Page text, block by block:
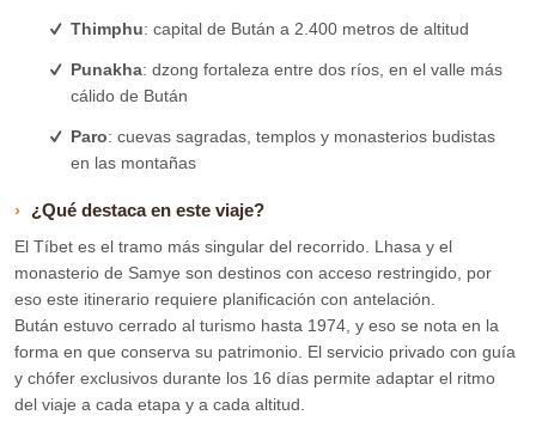
Thimphu: capital de Bután a 2.400 metros de altitud
Punakha: dzong fortaleza entre dos ríos, en el valle más
cálido de Bután
Paro: cuevas sagradas, templos y monasterios budistas
en las montañas
¿Qué destaca en este viaje?
El Tíbet es el tramo más singular del recorrido. Lhasa y el
monasterio de Samye son destinos con acceso restringido, por
eso este itinerario requiere planificación con antelación.
Bután estuvo cerrado al turismo hasta 1974, y eso se nota en la
forma en que conserva su patrimonio. El servicio privado con guía
y chófer exclusivos durante los 16 días permite adaptar el ritmo
del viaje a cada etapa y a cada altitud.